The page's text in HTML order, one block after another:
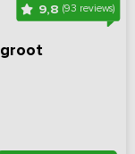
9,8 (93 reviews)